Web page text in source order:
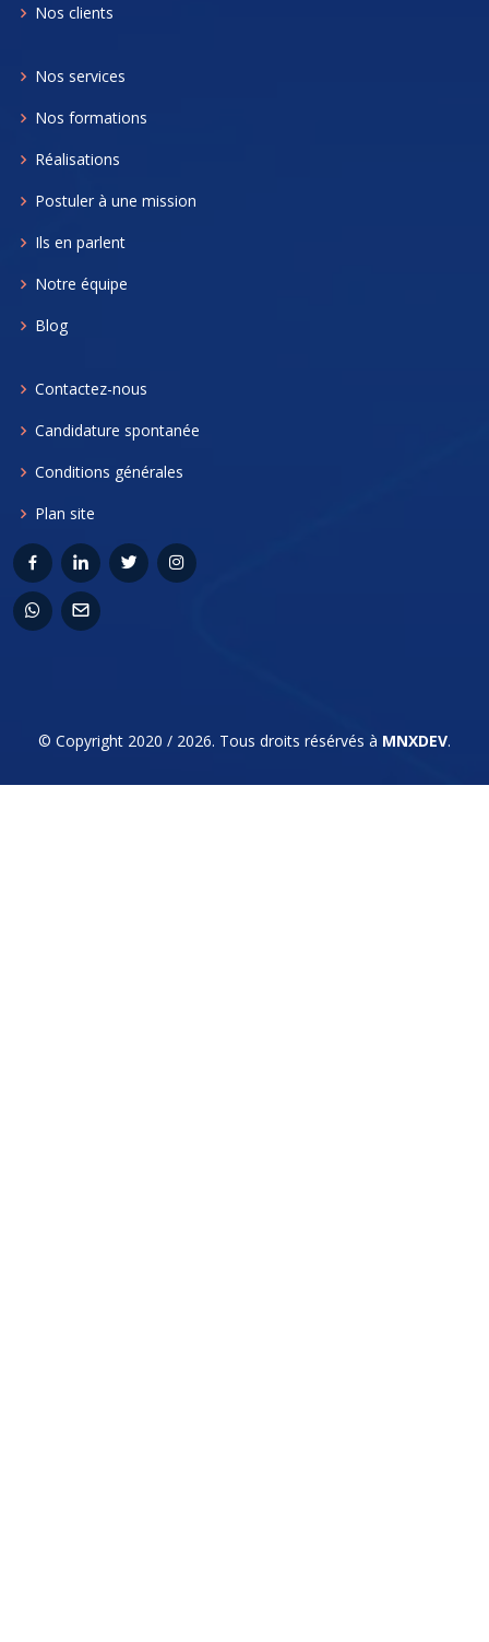
Nos clients
Nos services
Nos formations
Réalisations
Postuler à une mission
Ils en parlent
Notre équipe
Blog
Contactez-nous
Candidature spontanée
Conditions générales
Plan site
© Copyright 2020 / 2026. Tous droits résérvés à MNXDEV.